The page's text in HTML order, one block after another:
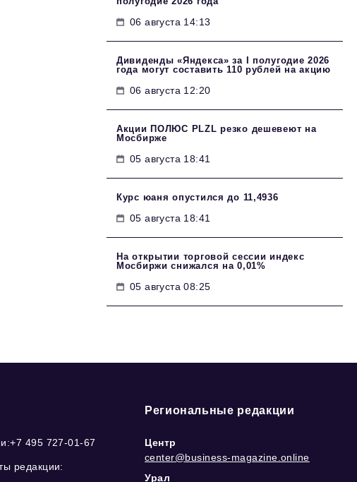
06 августа 14:13
Дивиденды «Яндекса» за I полугодие 2026
года могут составить 110 рублей на акцию
06 августа 12:20
Акции ПОЛЮС PLZL резко дешевеют на
Мосбирже
05 августа 18:41
Курс юаня опустился до 11,4936
05 августа 18:41
На открытии торговой сессии индекс
Мосбиржи снижался на 0,01%
05 августа 08:25
+7 495 727-01-67
редакции:
Региональные редакции
Центр
center@business-magazine.online
Урал